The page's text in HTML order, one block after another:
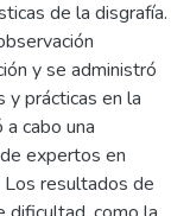
de la disgrafía.
y se administró
y prácticas en la
cabo una
expertos en
resultados de